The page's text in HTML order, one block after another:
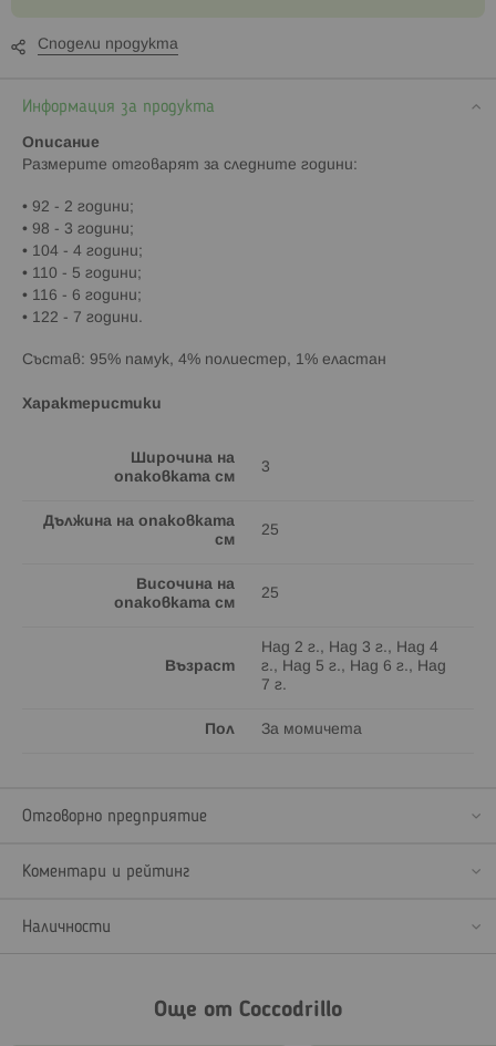
Сподели продукта
Информация за продукта
Описание
Paзмepитe oтгoвapят зa cлeднитe гoдини:
• 92 - 2 гoдини;
• 98 - 3 гoдини;
• 104 - 4 гoдини;
• 110 - 5 гoдини;
• 116 - 6 гoдини;
• 122 - 7 гoдини.
Cъcтaв: 95% памук, 4% полиестер, 1% еластан
Характеристики
Широчина на
опаковката см
3
Дължина на опаковката
см
25
Височина на
опаковката см
25
Възраст
Над 2 г., Над 3 г., Над 4
г., Над 5 г., Над 6 г., Над
7 г.
Пол За момичета
Отговорно предприятие
Коментари и рейтинг
Наличности
Още от Coccodrillo